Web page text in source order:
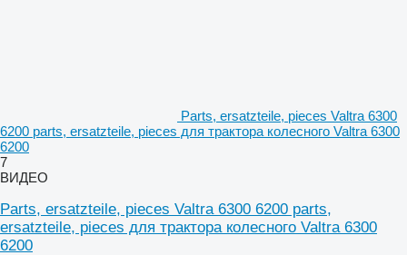
Parts, ersatzteile, pieces Valtra 6300
6200 parts, ersatzteile, pieces для трактора колесного Valtra 6300
6200
7
ВИДЕО
Parts, ersatzteile, pieces Valtra 6300 6200 parts,
ersatzteile, pieces для трактора колесного Valtra 6300
6200